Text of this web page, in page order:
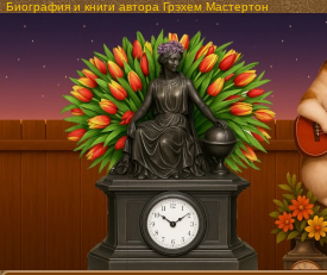
Биография и книги автора Грэхем Мастертон